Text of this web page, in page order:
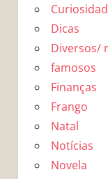
Dicas
Diversos/
famosos
Finanças
Frango
Natal
Notícias
Novela